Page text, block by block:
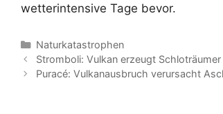
wetterintensive Tage bevor.
Kategorien
Naturkatastrophen
Stromboli: Vulkan erzeugt
Puracé: Vulkanausbruch verursacht